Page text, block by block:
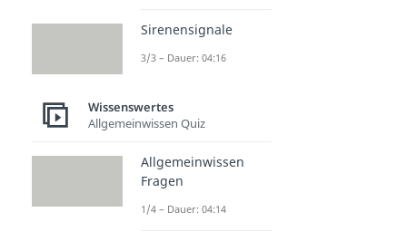
Sirenensignale
3/3 – Dauer: 04:16
Wissenswertes
Allgemeinwissen Quiz
Allgemeinwissen
Fragen
1/4 – Dauer: 04:14